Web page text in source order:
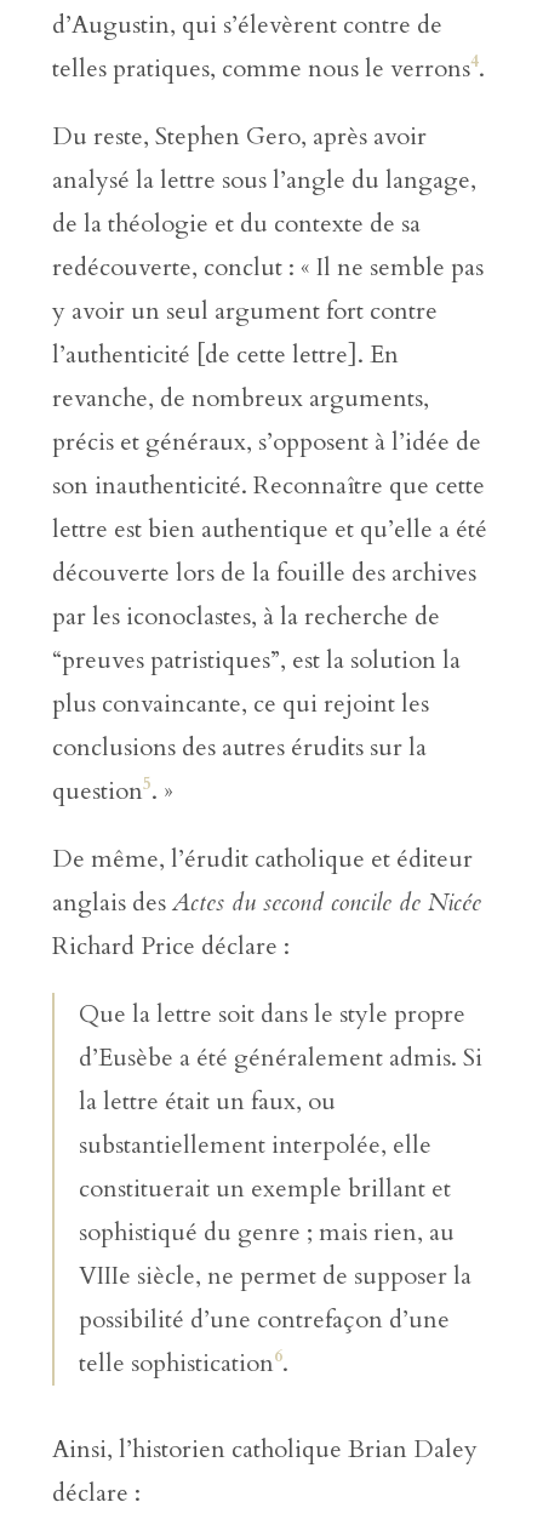
d’Augustin, qui s’élevèrent contre de
telles pratiques, comme nous le verrons4.
Du reste, Stephen Gero, après avoir
analysé la lettre sous l’angle du langage,
de la théologie et du contexte de sa
redécouverte, conclut : « Il ne semble pas
y avoir un seul argument fort contre
l’authenticité [de cette lettre]. En
revanche, de nombreux arguments,
précis et généraux, s’opposent à l’idée de
son inauthenticité. Reconnaître que cette
lettre est bien authentique et qu’elle a été
découverte lors de la fouille des archives
par les iconoclastes, à la recherche de
“preuves patristiques”, est la solution la
plus convaincante, ce qui rejoint les
conclusions des autres érudits sur la
question5. »
De même, l’érudit catholique et éditeur
anglais desActes du second concile de Nicée
Richard Price déclare :
Que la lettre soit dans le style propre
d’Eusèbe a été généralement admis. Si
la lettre était un faux, ou
substantiellement interpolée, elle
constituerait un exemple brillant et
sophistiqué du genre ; mais rien, au
VIIIe siècle, ne permet de supposer la
possibilité d’une contrefaçon d’une
telle sophistication6.
Ainsi, l’historien catholique Brian Daley
déclare :